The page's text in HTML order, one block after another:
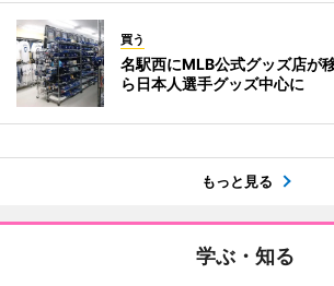
買う
名駅西にMLB公式グッズ店
ら日本人選手グッズ中心に
もっと見る
学ぶ・知る